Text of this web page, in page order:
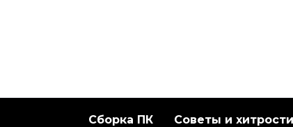
Сборка ПК Советы и хитрости